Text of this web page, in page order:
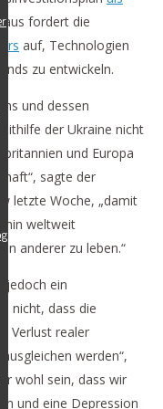
fordert die
auf, Technologien
zu entwickeln.
und dessen
der Ukraine nicht
und Europa
sagte der
letzte Woche, „damit
weltweit
anderer zu leben.“
jedoch ein
nicht, dass die
Verlust realer
werden“,
wohl sein, dass wir
und eine Depression